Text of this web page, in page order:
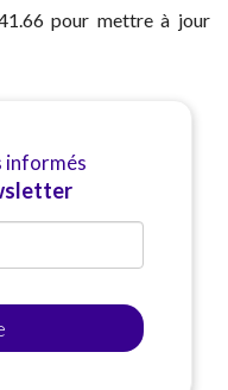
pour mettre à jour
informés